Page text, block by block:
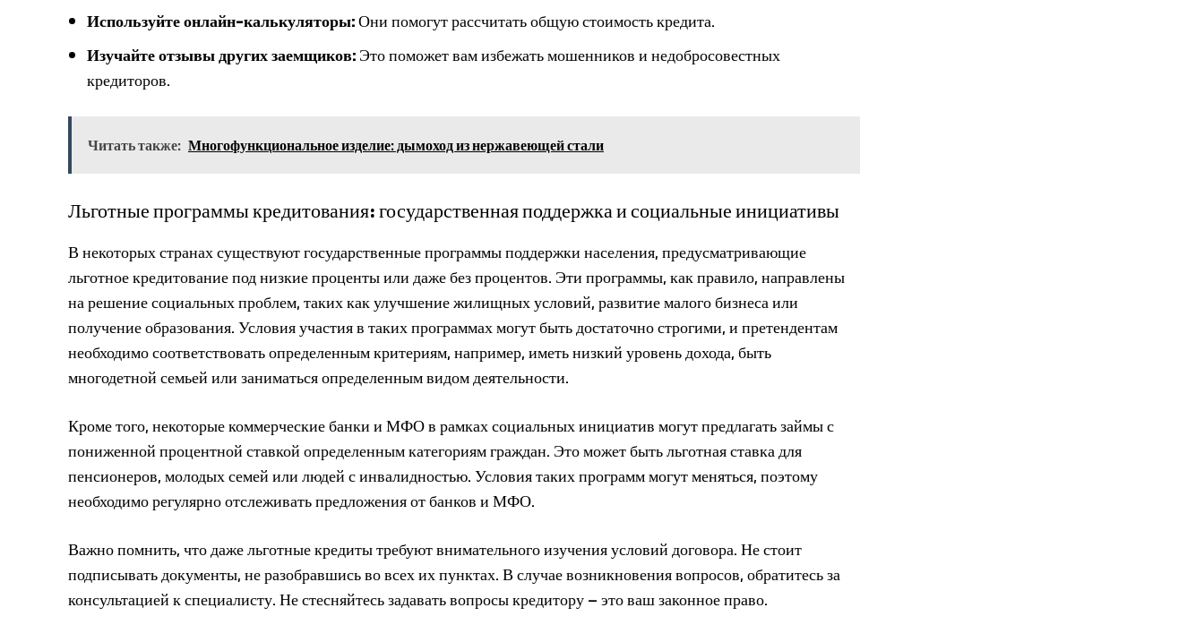
Используйте онлайн-калькуляторы:Они помогут рассчитать общую стоимость кредита.
Изучайте отзывы других заемщиков:Это поможет вам избежать мошенников и недобросовестных
кредиторов.
Читать также: Многофункциональное изделие: дымоход из нержавеющей стали
Льготные программы кредитования: государственная поддержка и социальные инициативы
В некоторых странах существуют государственные программы поддержки населения, предусматривающие
льготное кредитование под низкие проценты или даже без процентов. Эти программы, как правило, направлены
на решение социальных проблем, таких как улучшение жилищных условий, развитие малого бизнеса или
получение образования. Условия участия в таких программах могут быть достаточно строгими, и претендентам
необходимо соответствовать определенным критериям, например, иметь низкий уровень дохода, быть
многодетной семьей или заниматься определенным видом деятельности.
Кроме того, некоторые коммерческие банки и МФО в рамках социальных инициатив могут предлагать займы с
пониженной процентной ставкой определенным категориям граждан. Это может быть льготная ставка для
пенсионеров, молодых семей или людей с инвалидностью. Условия таких программ могут меняться, поэтому
необходимо регулярно отслеживать предложения от банков и МФО.
Важно помнить, что даже льготные кредиты требуют внимательного изучения условий договора. Не стоит
подписывать документы, не разобравшись во всех их пунктах. В случае возникновения вопросов, обратитесь за
консультацией к специалисту. Не стесняйтесь задавать вопросы кредитору – это ваш законное право.